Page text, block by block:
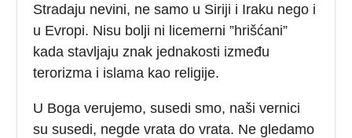
Stradaju nevini, ne samo u Siriji i Iraku nego i
u Evropi. Nisu bolji ni licemerni ”hrišćani”
kada stavljaju znak jednakosti između
terorizma i islama kao religije.
U Boga verujemo, susedi smo, naši vernici
su susedi, negde vrata do vrata. Ne gledamo